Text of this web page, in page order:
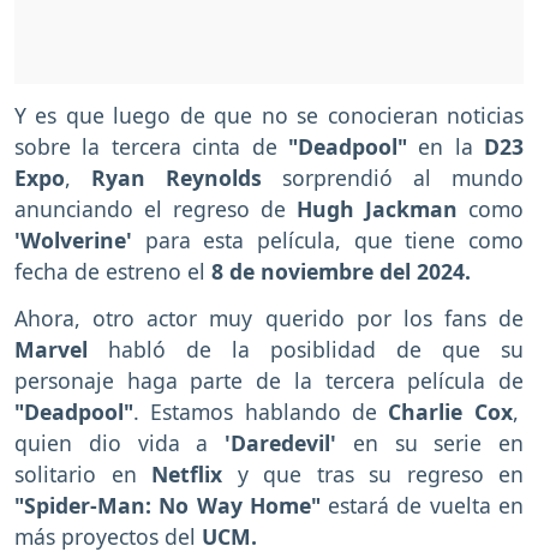
Y es que luego de que no se conocieran noticias
sobre la tercera cinta de "Deadpool" en la D23
Expo, Ryan Reynolds sorprendió al mundo
anunciando el regreso de Hugh Jackman como
'Wolverine' para esta película, que tiene como
fecha de estreno el 8 de noviembre del 2024.
Ahora, otro actor muy querido por los fans de
Marvel habló de la posiblidad de que su
personaje haga parte de la tercera película de
"Deadpool". Estamos hablando de Charlie Cox,
quien dio vida a 'Daredevil' en su serie en
solitario en Netflix y que tras su regreso en
"Spider-Man: No Way Home" estará de vuelta en
más proyectos del UCM.